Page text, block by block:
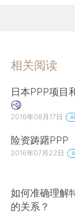
相关阅读
日本PPP项目
2016年08月17日
险资踌躇PPP
2016年07月22日
如何准确理解
的关系？